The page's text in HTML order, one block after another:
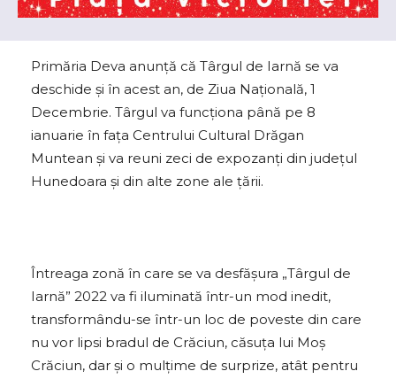
Primăria Deva anunţă că Târgul de Iarnă se va
deschide şi în acest an, de Ziua Naţională, 1
Decembrie. Târgul va funcţiona până pe 8
ianuarie în faţa Centrului Cultural Drăgan
Muntean şi va reuni zeci de expozanți din județul
Hunedoara și din alte zone ale țării.
Întreaga zonă în care se va desfăşura „Târgul de
Iarnă” 2022 va fi iluminată într-un mod inedit,
transformându-se într-un loc de poveste din care
nu vor lipsi bradul de Crăciun, căsuța lui Moș
Crăciun, dar și o mulțime de surprize, atât pentru